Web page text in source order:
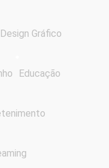
Design Gráfico
Educação